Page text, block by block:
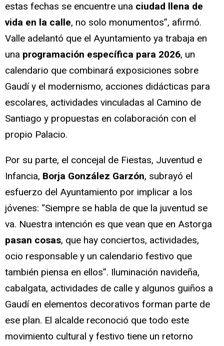
estas fechas se encuentre una ciudad llena de
vida en la calle, no solo monumentos”, afirmó.
Valle adelantó que el Ayuntamiento ya trabaja en
una programación específica para 2026, un
calendario que combinará exposiciones sobre
Gaudí y el modernismo, acciones didácticas para
escolares, actividades vinculadas al Camino de
Santiago y propuestas en colaboración con el
propio Palacio.
Por su parte, el concejal de Fiestas, Juventud e
Infancia, Borja González Garzón, subrayó el
esfuerzo del Ayuntamiento por implicar a los
jóvenes: “Siempre se habla de que la juventud se
va. Nuestra intención es que vean que en Astorga
pasan cosas, que hay conciertos, actividades,
ocio responsable y un calendario festivo que
también piensa en ellos”. Iluminación navideña,
cabalgata, actividades de calle y algunos guiños a
Gaudí en elementos decorativos forman parte de
ese plan. El alcalde reconoció que todo este
movimiento cultural y festivo tiene un retorno